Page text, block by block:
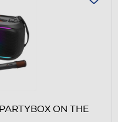
ON THE